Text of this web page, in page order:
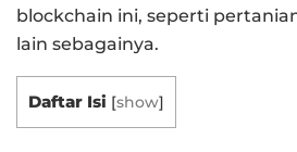
blockchain ini, seperti
lain sebagainya.
Daftar Isi [show]